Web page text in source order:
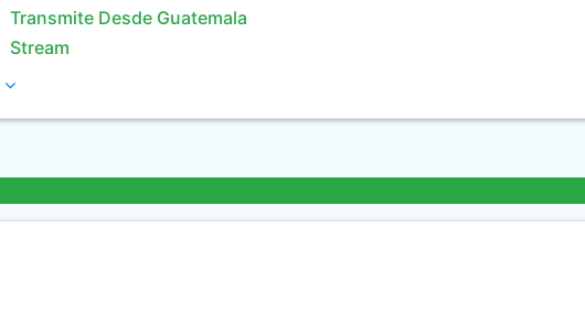
Transmite Desde Guatemala
Stream